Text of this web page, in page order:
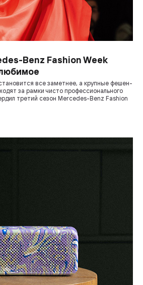
Benz Fashion Week
все заметнее, а крупные фешен-
за рамки чисто профессионального
третий сезон Mercedes-Benz Fashion